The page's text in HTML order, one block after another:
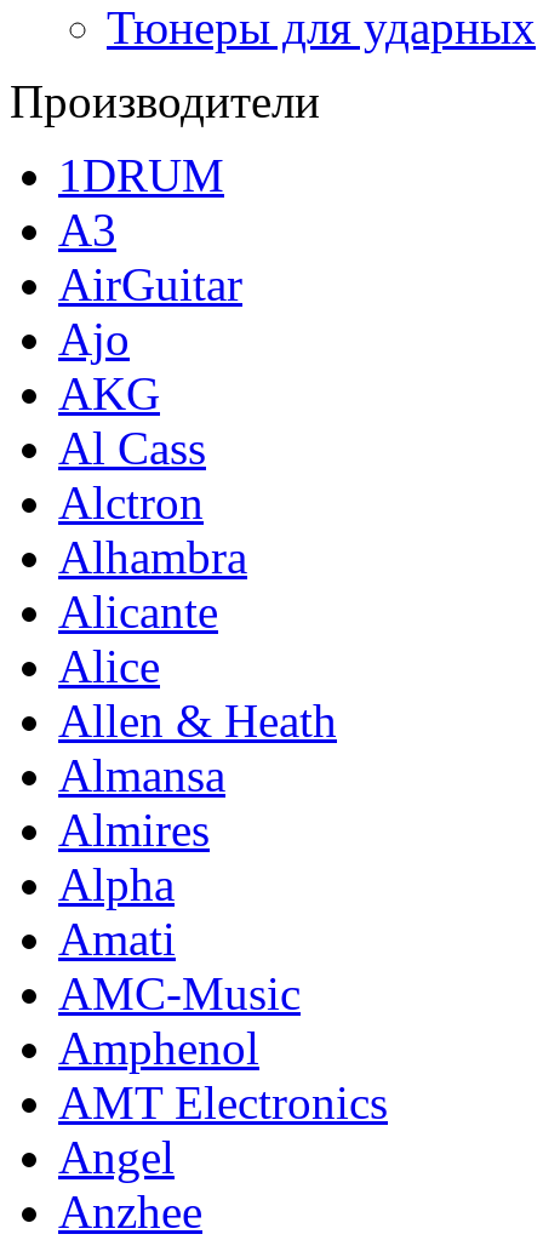
Тюнеры для ударных
Производители
1DRUM
A3
AirGuitar
Ajo
AKG
Al Cass
Alctron
Alhambra
Alicante
Alice
Allen & Heath
Almansa
Almires
Alpha
Amati
AMC-Music
Amphenol
AMT Electronics
Angel
Anzhee